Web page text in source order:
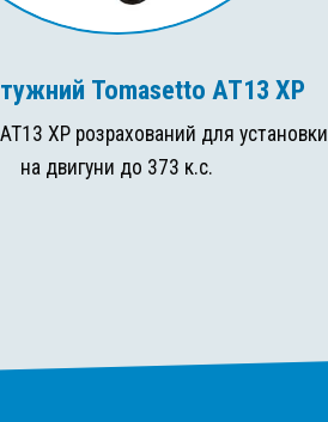
Tomasetto AT13 XP
XP розрахований для установки
на двигуни до 373 к.с.